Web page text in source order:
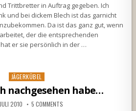
Trittbretter in Auftrag gegeben. Ich
und bei dickem Blech ist das garnicht
Da ist das ganz gut, wenn
der die entsprechenden
er sie persönlich in der …
Posted
JÄGERKÜBEL
nachgesehen habe…
2010 5 COMMENTS